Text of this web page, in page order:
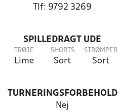
Tlf: 9792 3269
SPILLEDRAGT UDE
TRØJE
Lime
SHORTS
Sort
STRØMPER
Sort
TURNERINGSFORBEHOLD
Nej